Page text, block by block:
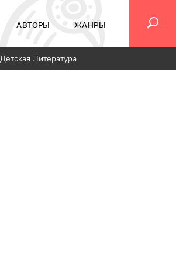
АВТОРЫ ЖАНРЫ
Детская Литература